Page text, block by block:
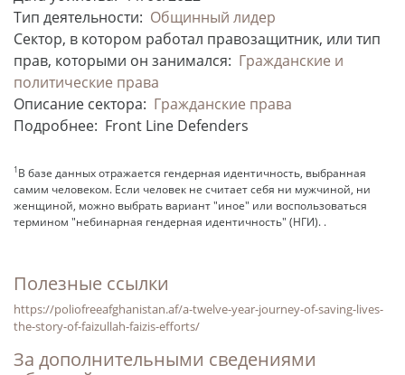
Тип деятельности: Общинный лидер
Сектор, в котором работал правозащитник, или тип
прав, которыми он занимался: Гражданские и
политические права
Описание сектора: Гражданские права
Подробнее: Front Line Defenders
1В базе данных отражается гендерная идентичность, выбранная
самим человеком. Если человек не считает себя ни мужчиной, ни
женщиной, можно выбрать вариант "иное" или воспользоваться
термином "небинарная гендерная идентичность" (НГИ). .
Полезные ссылки
https://poliofreeafghanistan.af/a-twelve-year-journey-of-saving-lives-
the-story-of-faizullah-faizis-efforts/
За дополнительными сведениями